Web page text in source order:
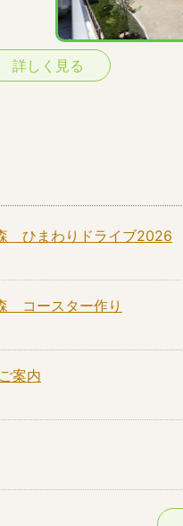
詳しく見る
ひまわりドライブ2026
コースター作り
案内